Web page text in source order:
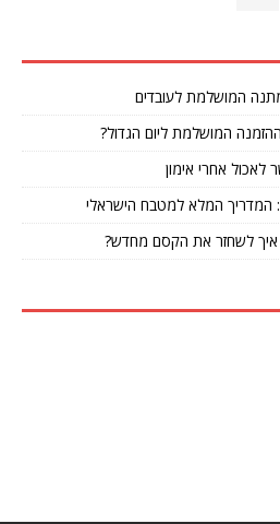
המושלמת לעובדים
המושלמת ליום הגדול?
המדריך המלא למטבח הישראלי
איך לשחזר את הקסם מחדש?